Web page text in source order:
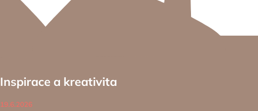
Inspirace a kreativita
19.6.2026